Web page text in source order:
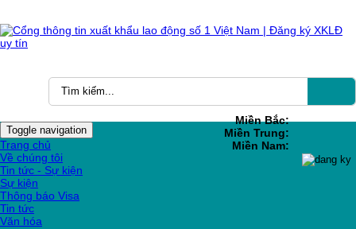
Miền Bắc:
Miền Trung:
Miền Nam:
Toggle navigation
Trang chủ
Về chúng tôi
Tin tức - Sự kiện
Sự kiện
Thông báo Visa
Tin tức
Văn hóa